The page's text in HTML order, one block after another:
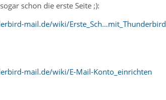
schon die erste Seite ;):
mail.de/wiki/Erste_Sch…mit_Thunderbird
mail.de/wiki/E-Mail-Konto_einrichten